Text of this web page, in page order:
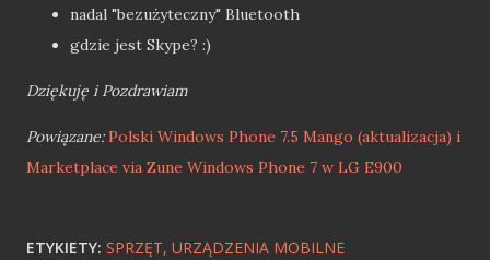
nadal "bezużyteczny" Bluetooth
gdzie jest Skype? :)
Dziękuję i Pozdrawiam
Powiązane: Polski Windows Phone 7.5 Mango (aktualizacja) i
Marketplace via Zune Windows Phone 7 w LG E900
ETYKIETY: SPRZĘT URZĄDZENIA MOBILNE